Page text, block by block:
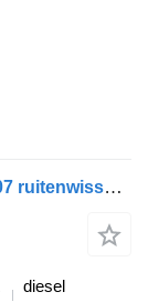
SWF Transliner N316 (01.88-) 1507.050.07 ruitenwissermotor voor Neoplan Transliner, Sportliner, N-serie (1987) bus
diesel